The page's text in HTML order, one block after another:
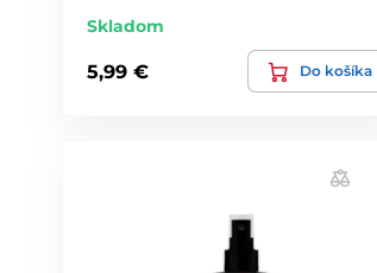
Skladom
5,99 € Do košíka